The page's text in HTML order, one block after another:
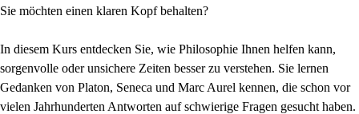
Sie möchten einen klaren Kopf behalten?
In diesem Kurs entdecken Sie, wie Philosophie Ihnen helfen kann,
sorgenvolle oder unsichere Zeiten besser zu verstehen. Sie lernen
Gedanken von Platon, Seneca und Marc Aurel kennen, die schon vor
vielen Jahrhunderten Antworten auf schwierige Fragen gesucht haben.